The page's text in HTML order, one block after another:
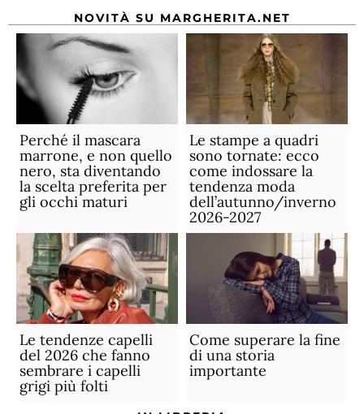
NOVITÀ SU MARGHERITA.NET
Perché il mascara
marrone, e non quello
nero, sta diventando
la scelta preferita per
gli occhi maturi
Le stampe a quadri
sono tornate: ecco
come indossare la
tendenza moda
dell’autunno/inverno
2026-2027
Le tendenze capelli
del 2026 che fanno
sembrare i capelli
grigi più folti
Come superare la fine
di una storia
importante